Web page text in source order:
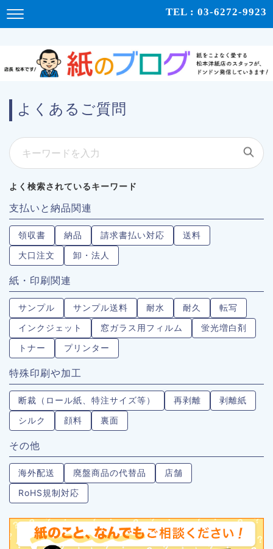
TEL : 03-6272-9923
よくあるご質問
よく検索されているキーワード
支払いと納品関連
領収書 納品 請求書払い対応
送料
大口注文
卸・法人
紙・印刷関連
サンプル サンプル送料 耐水 耐久
転写
インクジェット
窓ガラス用フィルム
蛍光増白剤
トナー
プリンター
特殊印刷や加工
断裁（ロール紙、特注サイズ等） 再剥離
剥離紙
シルク
顔料 裏面
その他
海外配送 廃盤商品の代替品
店舗
RoHS規制対応